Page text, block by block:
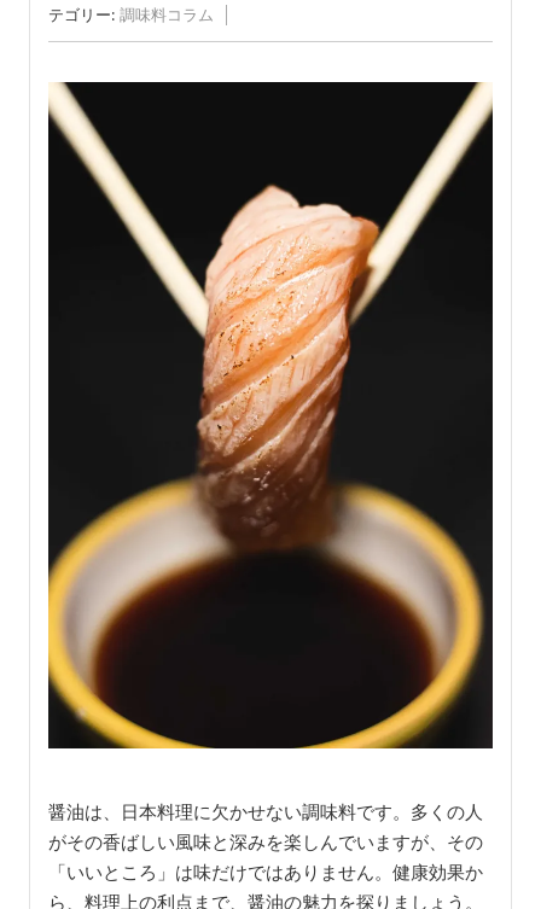
テゴリー: 調味料コラム
醤油は、日本料理に欠かせない調味料です。多くの人
がその香ばしい風味と深みを楽しんでいますが、その
「いいところ」は味だけではありません。健康効果か
ら、料理上の利点まで、醤油の魅力を探りましょう。